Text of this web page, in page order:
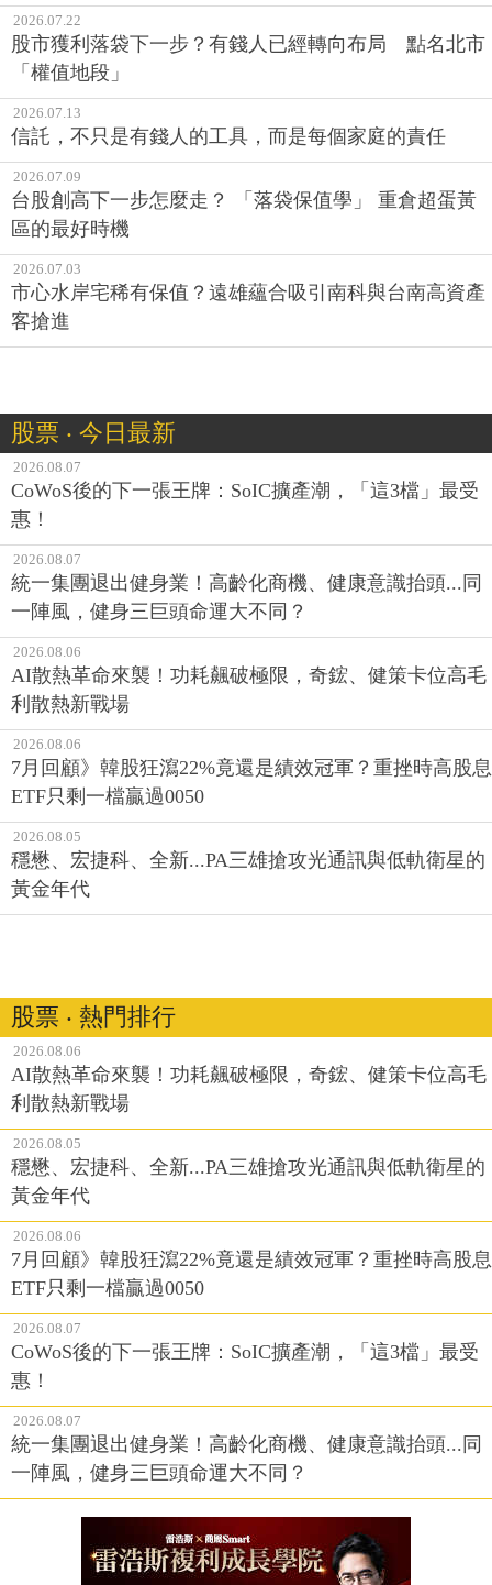
2026.07.22
股市獲利落袋下一步？有錢人已經轉向布局 點名北市
「權值地段」
2026.07.13
信託，不只是有錢人的工具，而是每個家庭的責任
2026.07.09
台股創高下一步怎麼走？ 「落袋保值學」 重倉超蛋黃
區的最好時機
2026.07.03
市心水岸宅稀有保值？遠雄蘊合吸引南科與台南高資產
客搶進
股票 ‧ 今日最新
2026.08.07
CoWoS後的下一張王牌：SoIC擴產潮，「這3檔」最受
惠！
2026.08.07
統一集團退出健身業！高齡化商機、健康意識抬頭...同
一陣風，健身三巨頭命運大不同？
2026.08.06
AI散熱革命來襲！功耗飆破極限，奇鋐、健策卡位高毛
利散熱新戰場
2026.08.06
7月回顧》韓股狂瀉22%竟還是績效冠軍？重挫時高股息
ETF只剩一檔贏過0050
2026.08.05
穩懋、宏捷科、全新...PA三雄搶攻光通訊與低軌衛星的
黃金年代
股票 ‧ 熱門排行
2026.08.06
AI散熱革命來襲！功耗飆破極限，奇鋐、健策卡位高毛
利散熱新戰場
2026.08.05
穩懋、宏捷科、全新...PA三雄搶攻光通訊與低軌衛星的
黃金年代
2026.08.06
7月回顧》韓股狂瀉22%竟還是績效冠軍？重挫時高股息
ETF只剩一檔贏過0050
2026.08.07
CoWoS後的下一張王牌：SoIC擴產潮，「這3檔」最受
惠！
2026.08.07
統一集團退出健身業！高齡化商機、健康意識抬頭...同
一陣風，健身三巨頭命運大不同？